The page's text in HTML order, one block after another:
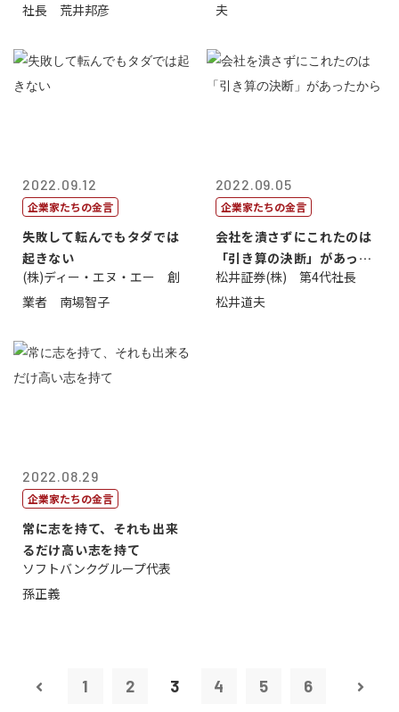
社長 荒井邦彦
夫
2022.09.12
企業家たちの金言
失敗して転んでもタダでは
起きない
(株)ディー・エヌ・エー 創
業者 南場智子
2022.09.05
企業家たちの金言
会社を潰さずにこれたのは
「引き算の決断」があった
から
松井証券(株) 第4代社長
松井道夫
2022.08.29
企業家たちの金言
常に志を持て、それも出来
るだけ高い志を持て
ソフトバンクグループ代表
孫正義
1 2 3 4 5 6